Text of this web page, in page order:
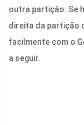
outra partição. Se
direita da partição
facilmente com o
a seguir.